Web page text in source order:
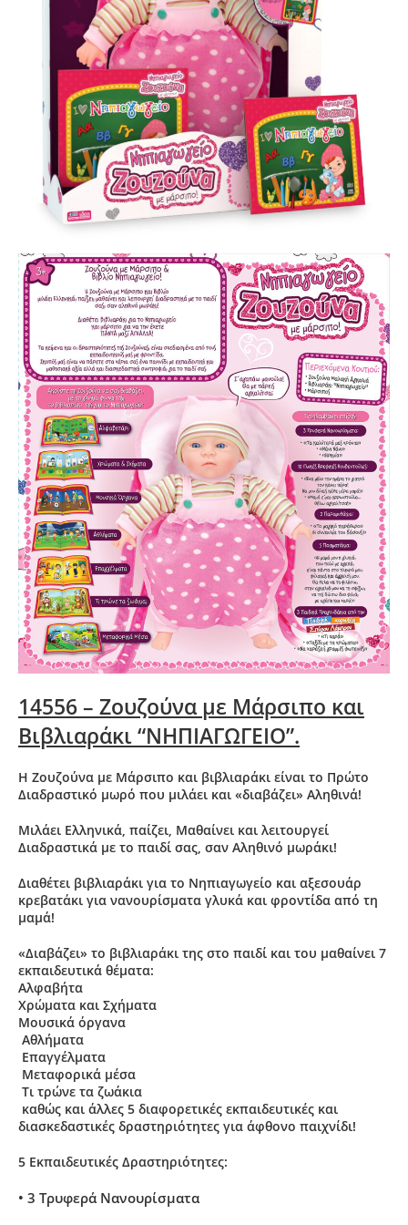
14556 – Ζουζούνα με Μάρσιπο και
Βιβλιαράκι “ΝΗΠΙΑΓΩΓΕΙΟ”.
Η Ζουζούνα με Μάρσιπο και βιβλιαράκι είναι το Πρώτο
Διαδραστικό μωρό που μιλάει και «διαβάζει» Αληθινά!
Μιλάει Ελληνικά, παίζει, Μαθαίνει και λειτουργεί
Διαδραστικά με το παιδί σας, σαν Αληθινό μωράκι!
Διαθέτει βιβλιαράκι για το Νηπιαγωγείο και αξεσουάρ
κρεβατάκι για νανουρίσματα γλυκά και φροντίδα από τη
μαμά!
«Διαβάζει» το βιβλιαράκι της στο παιδί και του μαθαίνει 7
εκπαιδευτικά θέματα:
Αλφαβήτα
Χρώματα και Σχήματα
Μουσικά όργανα
Αθλήματα
Επαγγέλματα
Μεταφορικά μέσα
Τι τρώνε τα ζωάκια
καθώς και άλλες 5 διαφορετικές εκπαιδευτικές και
διασκεδαστικές δραστηριότητες για άφθονο παιχνίδι!
5 Εκπαιδευτικές Δραστηριότητες:
• 3 Τρυφερά Νανουρίσματα